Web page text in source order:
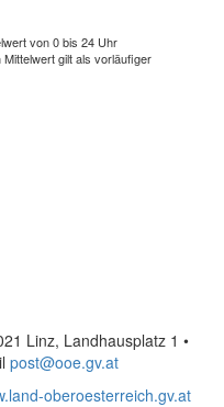
von 0 bis 24 Uhr
gilt als vorläufiger
Linz, Landhausplatz 1 •
post@ooe.gv.at
oberoesterreich.gv.at